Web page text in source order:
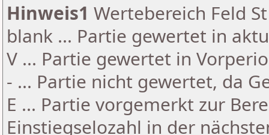
Hinweis1 Wertebereich Feld
blank ... Partie gewertet in
V ... Partie gewertet in
- ... Partie nicht gewertet, da
E ... Partie vorgemerkt zur
Einstiegselozahl in der